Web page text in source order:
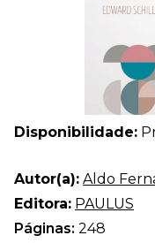
Disponibilidade:
Autor(a): Aldo
Editora: PAULUS
Páginas: 248